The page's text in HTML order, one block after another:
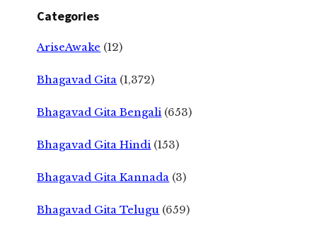
Categories
AriseAwake (12)
Bhagavad Gita (1,372)
Bhagavad Gita Bengali (653)
Bhagavad Gita Hindi (153)
Bhagavad Gita Kannada (3)
Bhagavad Gita Telugu (659)